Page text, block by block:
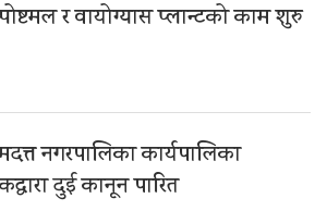
र वायोग्यास प्लान्टको काम शुरु
नगरपालिका कार्यपालिका
दुई कानून पारित